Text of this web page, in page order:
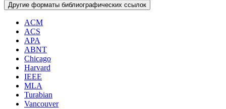
Другие форматы библиографических ссылок
ACM
ACS
APA
ABNT
Chicago
Harvard
IEEE
MLA
Turabian
Vancouver